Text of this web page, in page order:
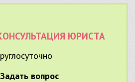
ЮРИСТА
вопрос